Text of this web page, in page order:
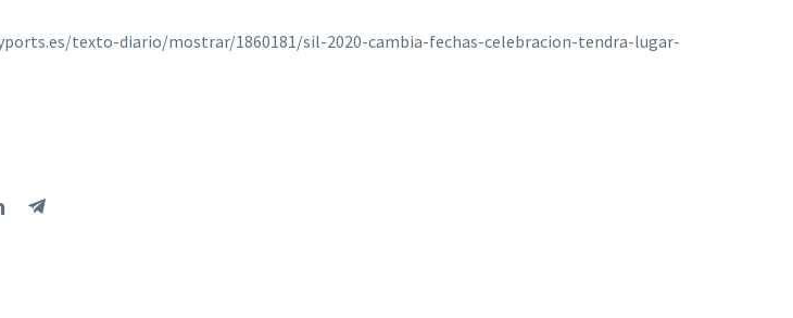
texto-diario/mostrar/1860181/sil-2020-cambia-fechas-celebracion-tendra-lugar-